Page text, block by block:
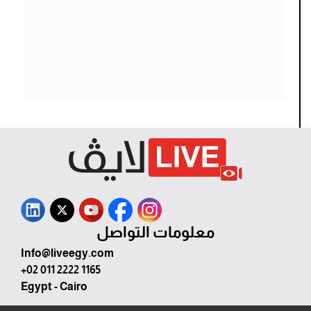
معلومات التواصل
Info@liveegy.com
+02 011 2222 1165
Egypt - Cairo